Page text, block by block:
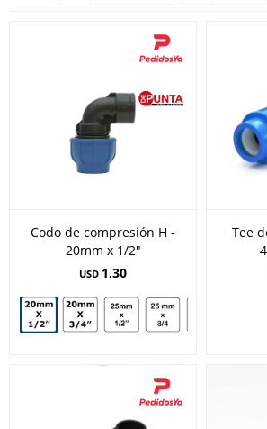
Codo de compresión H -
20mm x 1/2"
USD 1,30
Tee